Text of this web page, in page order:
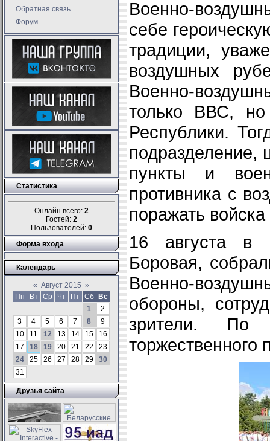
Обратная связь
Форум
Статистика
Онлайн всего: 2
Гостей: 2
Пользователей: 0
Форма входа
Календарь
« Август 2015 »
Пн
Вт Ср Чт Пт Сб
Вс
1
2
3
4 5 6 7 8
9
10
11 12 13 14 15
16
17
18 19 20 21 22
23
24
25 26 27 28 29
30
31
Друзья сайта
Военно-
себе
традиции,
воздушных
Военно-
только ВВС, но
Республики.
подразделение,
пункты и
противника с
поражать
16 августа в
Боровая,
Военно-
обороны,
зрители. По
торжественного